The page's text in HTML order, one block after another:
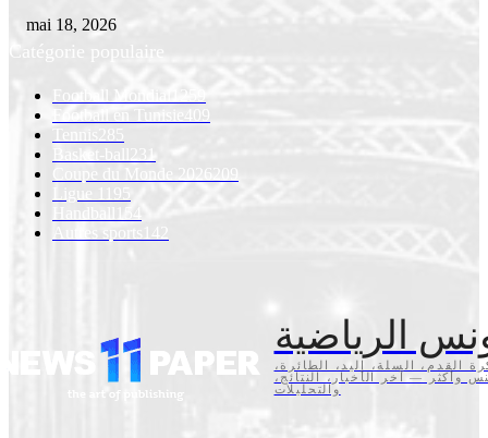
mai 18, 2026
Catégorie populaire
Football Mondial
1259
Football en Tunisie 409
Tennis
285
Basket-ball
231
Coupe du Monde 2026 209
Ligue 1
195
Handball
154
Autres sports 142
الرياضية
القدم، السلة، اليد، الطائرة،
وأكثر — آخر الأخبار، النتائج،
والتحليلات